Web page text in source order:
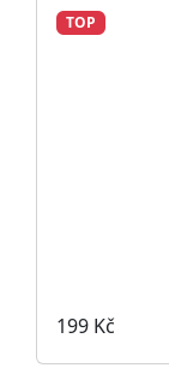
TOP
199 Kč